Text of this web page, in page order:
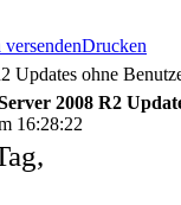
versendenDrucken
Updates ohne
2008 R2
16:28:22